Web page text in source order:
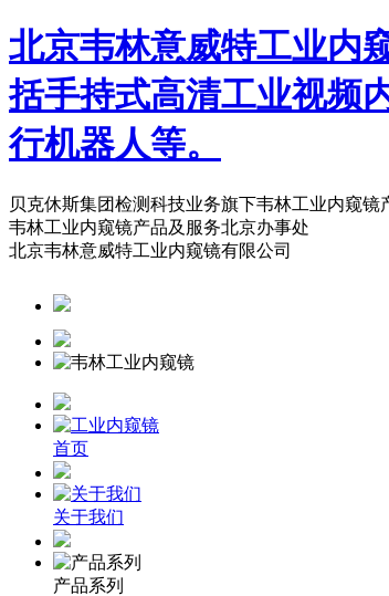
北京韦林意威特工业内
括手持式高清工业视频
行机器人等。
贝克休斯集团检测科技业务旗下韦林工业内窥
韦林工业内窥镜产品及服务北京办事处
北京韦林意威特工业内窥镜有限公司
首页
关于我们
产品系列